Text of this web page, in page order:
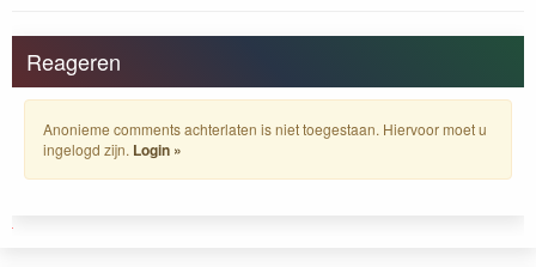
Reageren
Anonieme comments achterlaten is niet toegestaan. Hiervoor moet u
ingelogd zijn. Login »